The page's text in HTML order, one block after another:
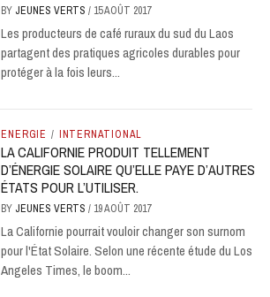
BY JEUNES VERTS/ 15 AOÛT 2017
Les producteurs de café ruraux du sud du Laos
partagent des pratiques agricoles durables pour
protéger à la fois leurs...
ENERGIE / INTERNATIONAL
LA CALIFORNIE PRODUIT TELLEMENT
D’ÉNERGIE SOLAIRE QU’ELLE PAYE D’AUTRES
ÉTATS POUR L’UTILISER.
BY JEUNES VERTS/ 19 AOÛT 2017
La Californie pourrait vouloir changer son surnom
pour l'État Solaire. Selon une récente étude du Los
Angeles Times, le boom...